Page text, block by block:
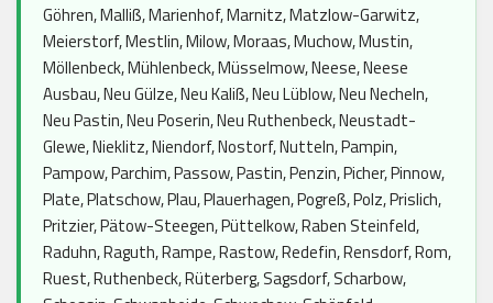
Göhren, Malliß, Marienhof, Marnitz, Matzlow-Garwitz,
Meierstorf, Mestlin, Milow, Moraas, Muchow, Mustin,
Möllenbeck, Mühlenbeck, Müsselmow, Neese, Neese
Ausbau, Neu Gülze, Neu Kaliß, Neu Lüblow, Neu Necheln,
Neu Pastin, Neu Poserin, Neu Ruthenbeck, Neustadt-
Glewe, Nieklitz, Niendorf, Nostorf, Nutteln, Pampin,
Pampow, Parchim, Passow, Pastin, Penzin, Picher, Pinnow,
Plate, Platschow, Plau, Plauerhagen, Pogreß, Polz, Prislich,
Pritzier, Pätow-Steegen, Püttelkow, Raben Steinfeld,
Raduhn, Raguth, Rampe, Rastow, Redefin, Rensdorf, Rom,
Ruest, Ruthenbeck, Rüterberg, Sagsdorf, Scharbow,